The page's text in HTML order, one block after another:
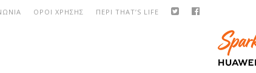
ΠΕΡΙ THAT’S LIFE
ΟΡΟΙ ΧΡΗΣΗΣ